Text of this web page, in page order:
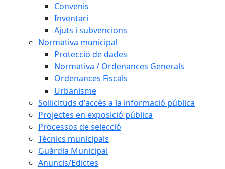
Convenis
Inventari
Ajuts i subvencions
Normativa municipal
Protecció de dades
Normativa / Ordenances Generals
Ordenances Fiscals
Urbanisme
Sol·licituds d'accés a la informació pública
Projectes en exposició pública
Processos de selecció
Tècnics municipals
Guàrdia Municipal
Anuncis/Edictes